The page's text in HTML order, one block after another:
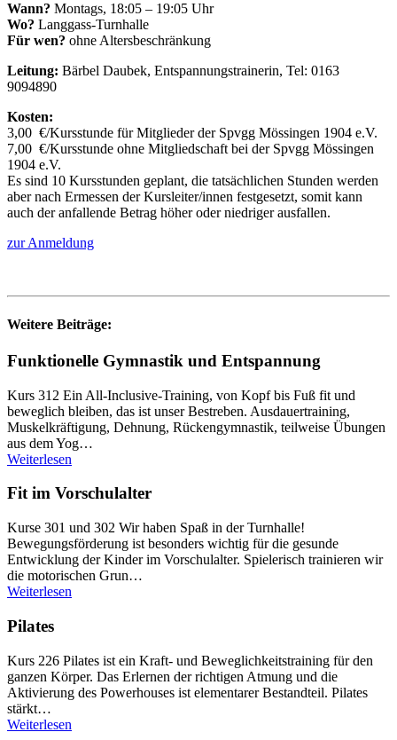
Wann? Montags, 18:05 – 19:05 Uhr
Wo? Langgass-Turnhalle
Für wen? ohne Altersbeschränkung
Leitung: Bärbel Daubek, Entspannungstrainerin, Tel: 0163
9094890
Kosten:
3,00 €/Kursstunde für Mitglieder der Spvgg Mössingen 1904 e.V.
7,00 €/Kursstunde ohne Mitgliedschaft bei der Spvgg Mössingen
1904 e.V.
Es sind 10 Kursstunden geplant, die tatsächlichen Stunden werden
aber nach Ermessen der Kursleiter/innen festgesetzt, somit kann
auch der anfallende Betrag höher oder niedriger ausfallen.
zur Anmeldung
Weitere Beiträge:
Funktionelle Gymnastik und Entspannung
Kurs 312 Ein All-Inclusive-Training, von Kopf bis Fuß fit und
beweglich bleiben, das ist unser Bestreben. Ausdauertraining,
Muskelkräftigung, Dehnung, Rückengymnastik, teilweise Übungen
aus dem Yog…
Weiterlesen
Fit im Vorschulalter
Kurse 301 und 302 Wir haben Spaß in der Turnhalle!
Bewegungsförderung ist besonders wichtig für die gesunde
Entwicklung der Kinder im Vorschulalter. Spielerisch trainieren wir
die motorischen Grun…
Weiterlesen
Pilates
Kurs 226 Pilates ist ein Kraft- und Beweglichkeitstraining für den
ganzen Körper. Das Erlernen der richtigen Atmung und die
Aktivierung des Powerhouses ist elementarer Bestandteil. Pilates
stärkt…
Weiterlesen